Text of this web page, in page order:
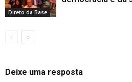
Direto da Base
Deixe uma resposta